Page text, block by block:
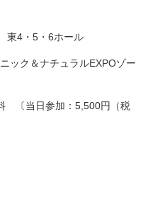
4・5・6ホール
ック＆ナチュラルEXPOゾー
〔当日参加：5,500円（税